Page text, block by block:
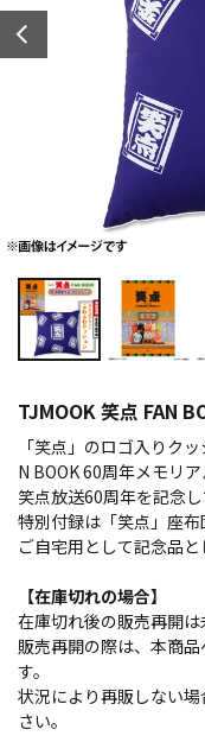
TJMOOK 笑点 FAN
「笑点」のロゴ入りク
N BOOK 60周年メモリア
笑点放送60周年を記念
特別付録は「笑点」座
ご自宅用として記念品と
【在庫切れの場合】
在庫切れ後の販売再開は
販売再開の際は、本商
す。
状況により再販しない
さい。